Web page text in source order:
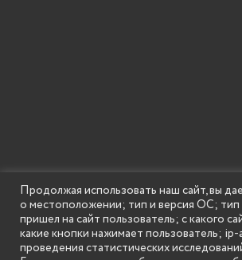
SECONDARY
MENU
© Государственное
Продолжая использовать наш сайт, вы
о местоположении; тип и версия ОС; тип
пришел на сайт пользователь; с какого
какие кнопки нажимает пользователь;
проведения статистических